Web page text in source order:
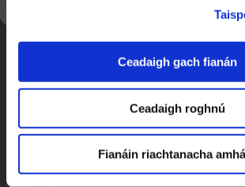
Ceadaigh gach fianán
Ceadaigh roghnú
Fianáin riachtanacha